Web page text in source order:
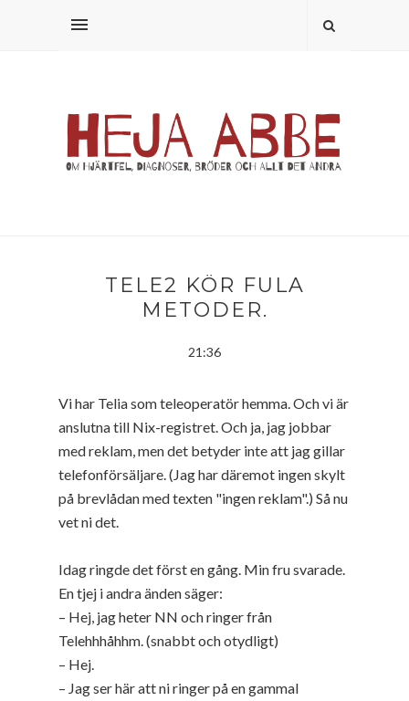
TELE2 KÖR FULA
METODER.
21:36
Vi har Telia som teleoperatör hemma. Och vi är
anslutna till Nix-registret. Och ja, jag jobbar
med reklam, men det betyder inte att jag gillar
telefonförsäljare. (Jag har däremot ingen skylt
på brevlådan med texten "ingen reklam".) Så nu
vet ni det.
Idag ringde det först en gång. Min fru svarade.
En tjej i andra änden säger:
– Hej, jag heter NN och ringer från
Telehhhåhhm. (snabbt och otydligt)
– Hej.
– Jag ser här att ni ringer på en gammal